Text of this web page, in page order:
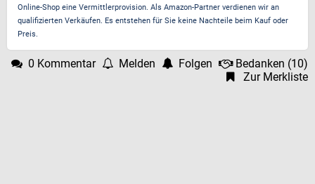
Online-Shop eine Vermittlerprovision. Als Amazon-Partner verdienen wir an
qualifizierten Verkäufen. Es entstehen für Sie keine Nachteile beim Kauf oder
Preis.
0 Kommentar Melden Folgen Bedanken (10)
Zur Merkliste